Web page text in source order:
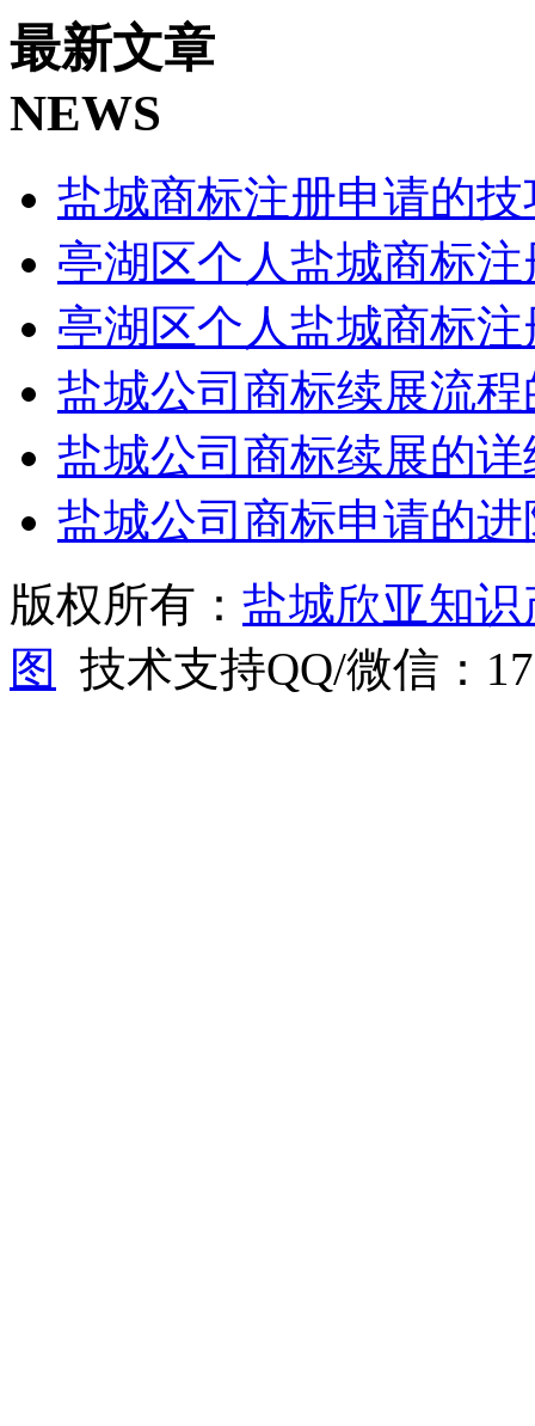
最新文章
NEWS
盐城商标注册申请的
亭湖区个人盐城商标
亭湖区个人盐城商标
盐城公司商标续展流
盐城公司商标续展的
盐城公司商标申请的
版权所有： 盐城欣亚知
图
技术支持QQ/微信：